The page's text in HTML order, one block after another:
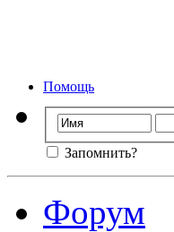
Помощь
Запомнить?
Форум